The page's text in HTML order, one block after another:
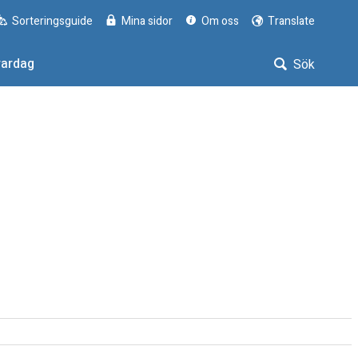
Sorteringsguide Mina sidor Om oss Translate
Sök